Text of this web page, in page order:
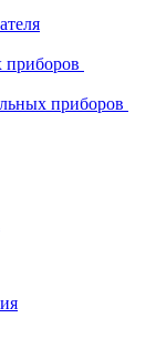
приборов
приборов